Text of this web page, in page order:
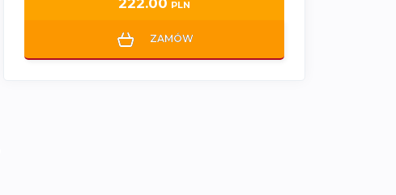
222.00 PLN
ZAMÓW